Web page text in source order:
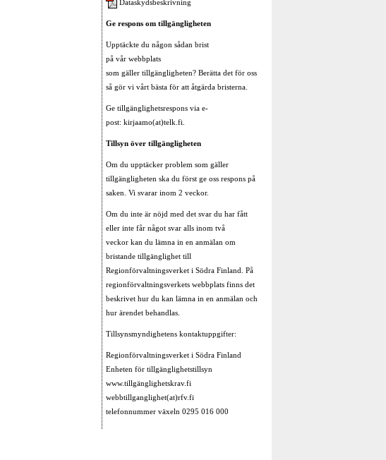
Dataskydsbeskrivning
Ge respons om tillgängligheten
Upptäckte du någon sådan brist
på vår webbplats
som gäller tillgängligheten? Berätta det för oss
så gör vi vårt bästa för att åtgärda bristerna.
Ge tillgänglighetsrespons via e-
post: kirjaamo(at)telk.fi.
Tillsyn över tillgängligheten
Om du upptäcker problem som gäller
tillgängligheten ska du först ge oss respons på
saken. Vi svarar inom 2 veckor.
Om du inte är nöjd med det svar du har fått
eller inte får något svar alls inom två
veckor kan du lämna in en anmälan om
bristande tillgänglighet till
Regionförvaltningsverket i Södra Finland. På
regionförvaltningsverkets webbplats finns det
beskrivet hur du kan lämna in en anmälan och
hur ärendet behandlas.
Tillsynsmyndighetens kontaktuppgifter:
Regionförvaltningsverket i Södra Finland
Enheten för tillgänglighetstillsyn
www.tillgänglighetskrav.fi
webbtillganglighet(at)rfv.fi
telefonnummer växeln 0295 016 000